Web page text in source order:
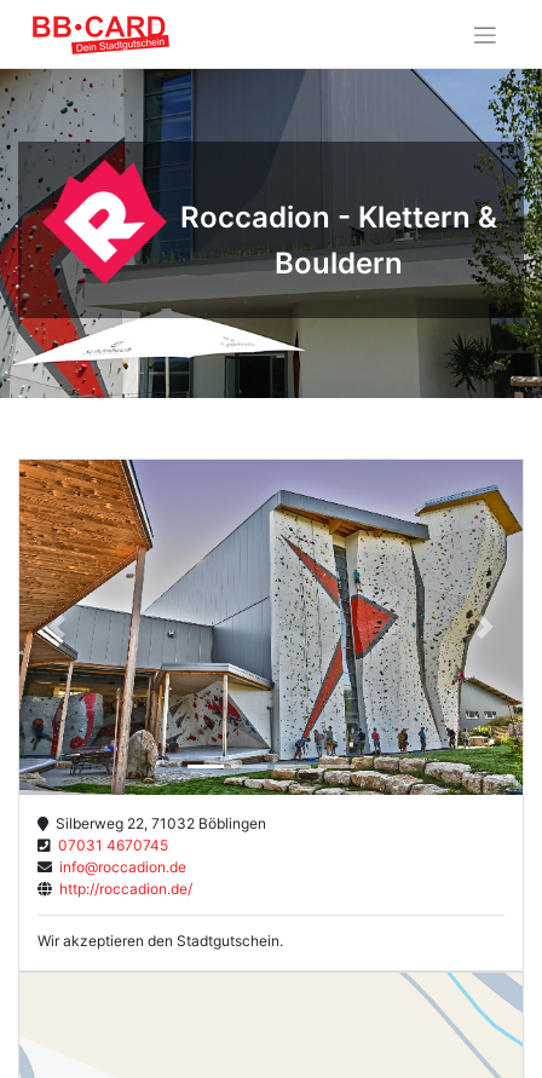
Roccadion - Klettern &
Bouldern
Previous Next
Silberweg 22, 71032 Böblingen
07031 4670745
info@roccadion.de
http://roccadion.de/
Wir akzeptieren den Stadtgutschein.